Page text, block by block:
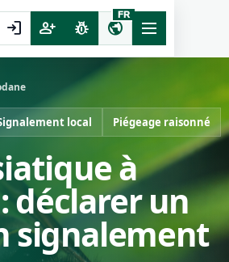
login person_add pest_control public
FR
local Piégeage raisonné
à
déclarer un
signalement